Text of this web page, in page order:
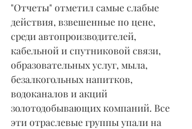
"Отчеты" отметил самые слабые
действия, взвешенные по цене,
среди автопроизводителей,
кабельной и спутниковой связи,
образовательных услуг, мыла,
безалкогольных напитков,
водоканалов и акций
золотодобывающих компаний. Все
эти отраслевые группы упали на